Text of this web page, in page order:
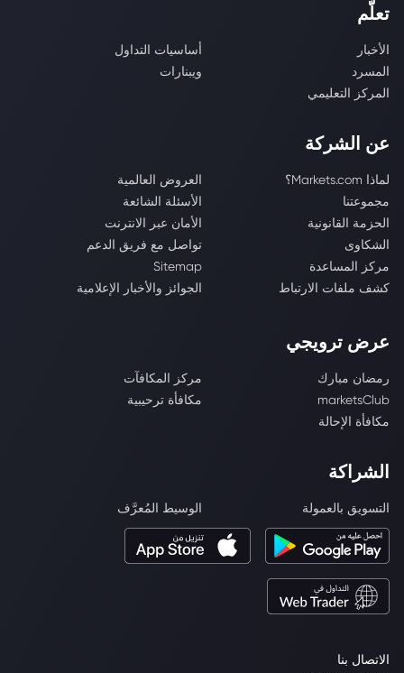
الاتصال بنا
تعلّم
الأخبار
أساسيات التداول
المسرد
ويبنارات
المركز التعليمي
عن الشركة
لماذا Markets.com؟
العروض العالمية
مجموعتنا
الأسئلة الشائعة
الحزمة القانونية
الأمان عبر الانترنت
الشكاوى
تواصل مع فريق الدعم
مركز المساعدة
Sitemap
كشف ملفات الارتباط
الجوائز والأخبار الإعلامية
عرض ترويجي
رمضان مبارك
مركز المكافآت
marketsClub
مكافأة ترحيبية
مكافأة الإحالة
الشراكة
التسويق بالعمولة الوسيط المُعرَّف